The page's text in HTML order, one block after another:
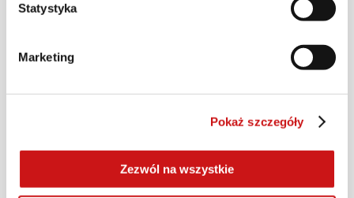
Statystyka
Marketing
Pokaż szczegóły
Zezwól na wszystkie